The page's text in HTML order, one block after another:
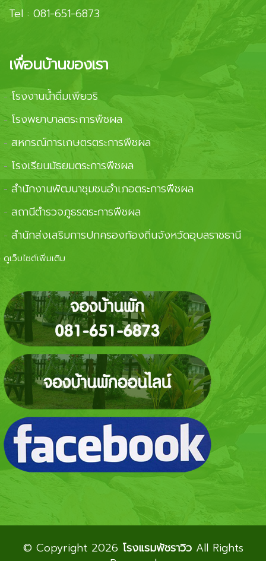
Tel : 081-651-6873
เพื่อนบ้านของเรา
-โรงงานน้ำดื่มเพียวริ
- โรงพยาบาลตระการพืชผล
- สหกรณ์การเกษตรตระการพืชผล
- โรงเรียนมัธยมตระการพืชผล
- สำนักงานพัฒนาชุมชนอำเภอตระการพืชผล
- สถานีตำรวจภูธรตระการพืชผล
- สำนักส่งเสริมการปกครองท้องถิ่นจังหวัดอุบลราชธานี
ดูเว็บไซต์เพิ่มเติม
© Copyright 2026 โรงแรมพัชราวิวAll Rights